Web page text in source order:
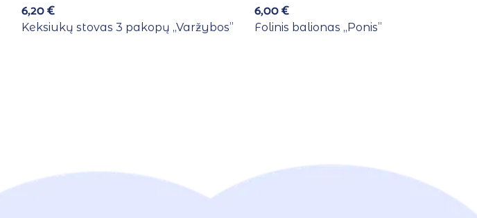
6,20€
Keksiukų stovas 3 pakopų ,,Varžybos”
6,00€
Folinis balionas ,,Ponis”